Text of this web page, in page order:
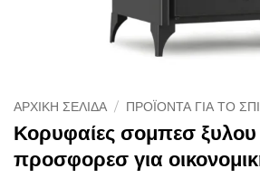
ΑΡΧΙΚΉ ΣΕΛΊΔΑ / ΠΡΟΪΌΝΤΑ ΓΙΑ ΤΟ
Κορυφαίες σομπεσ
προσφορεσ για